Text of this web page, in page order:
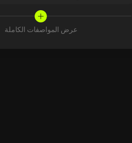
عرض المواصفات الكاملة